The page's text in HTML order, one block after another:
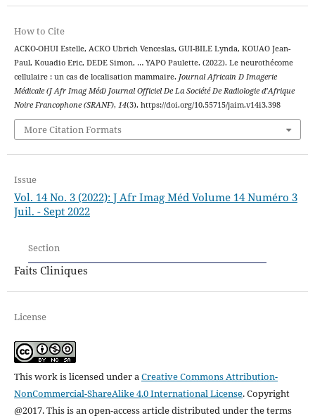
How to Cite
ACKO-OHUI Estelle, ACKO Ubrich Venceslas, GUI-BILE Lynda, KOUAO Jean-
Paul, Kouadio Eric, DEDE Simon, … YAPO Paulette. (2022). Le neurothécome
cellulaire : un cas de localisation mammaire. Journal Africain D Imagerie
Médicale (J Afr Imag Méd) Journal Officiel De La Société De Radiologie d’Afrique
Noire Francophone (SRANF), 14(3). https://doi.org/10.55715/jaim.v14i3.398
More Citation Formats
Issue
Vol. 14 No. 3 (2022): J Afr Imag Méd Volume 14 Numéro 3
Juil. - Sept 2022
Section
Faits Cliniques
License
This work is licensed under aCreative Commons Attribution-
NonCommercial-ShareAlike 4.0 International License.Copyright
@2017. This is an open-access article distributed under the terms